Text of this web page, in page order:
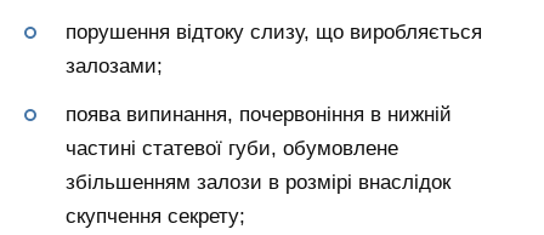
порушення відтоку слизу, що виробляється
залозами;
поява випинання, почервоніння в нижній
частині статевої губи, обумовлене
збільшенням залози в розмірі внаслідок
скупчення секрету;